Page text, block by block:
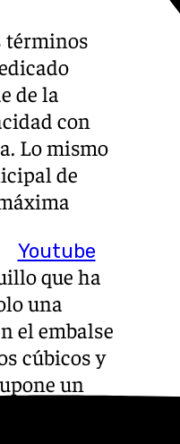
Youtube
términos
de la
con
Lo mismo
de
que ha
una
el embalse
cúbicos y
un